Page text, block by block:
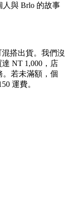
人與 Brlo 的故事
搭出貨。我們沒
NT 1,000，店
。若未滿額，個
運費。